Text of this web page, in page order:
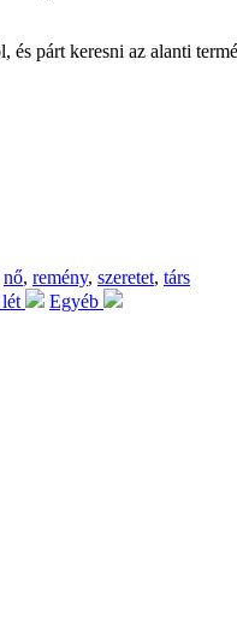
és párt keresni az alanti
nő, remény, szeretet, társ
Egyéb